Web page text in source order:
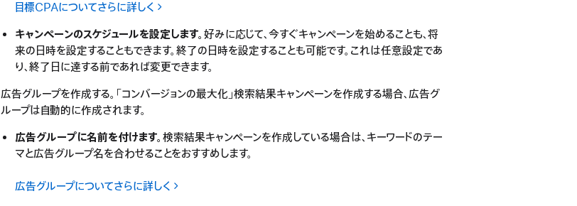
目標CPAについてさらに詳しく
キャンペーンのスケジュールを設定します。好みに応じて、今すぐキャンペーンを始めることも、将
来の日時を設定することもできます。終了の日時を設定することも可能です。これは任意設定であ
り、終了日に達する前であれば変更できます。
広告グループを作成する。「コンバージョンの最大化」検索結果キャンペーンを作成する場合、広告グ
ループは自動的に作成されます。
広告グループに名前を付けます。検索結果キャンペーンを作成している場合は、キーワードのテー
マと広告グループ名を合わせることをおすすめします。
広告グループについてさらに詳しく